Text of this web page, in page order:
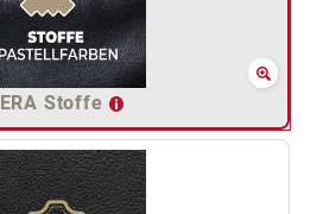
ERA Stoffe